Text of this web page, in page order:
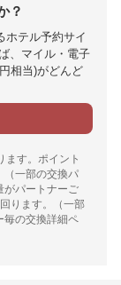
？
ホテル予約サイ
、マイル・電子
相当)がどんど
ます。ポイント
（一部の交換パ
がパートナーご
ります。（一部
毎の交換詳細ペ